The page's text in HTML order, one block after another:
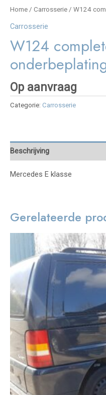
Home / Carrosserie / W124
Carrosserie
W124
Op aanvraag
Categorie: Carrosserie
Beschrijving
Mercedes E klasse
Gerelateerde